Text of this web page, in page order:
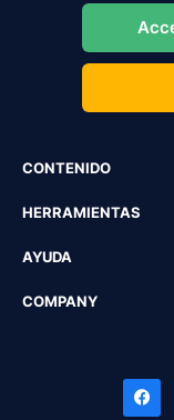
CONTENIDO
HERRAMIENTAS
AYUDA
COMPANY